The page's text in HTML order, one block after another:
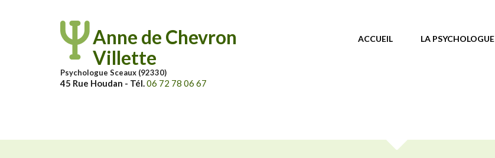
Anne de Chevron
Villette
Psychologue Sceaux (92330)
45 Rue Houdan - Tél.06 72 78 06 67
MENU PRINCIPAL
ACCUEIL LA PSYCHOLOGUE